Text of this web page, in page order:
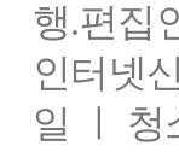
행.편집
인터넷
일 ㅣ